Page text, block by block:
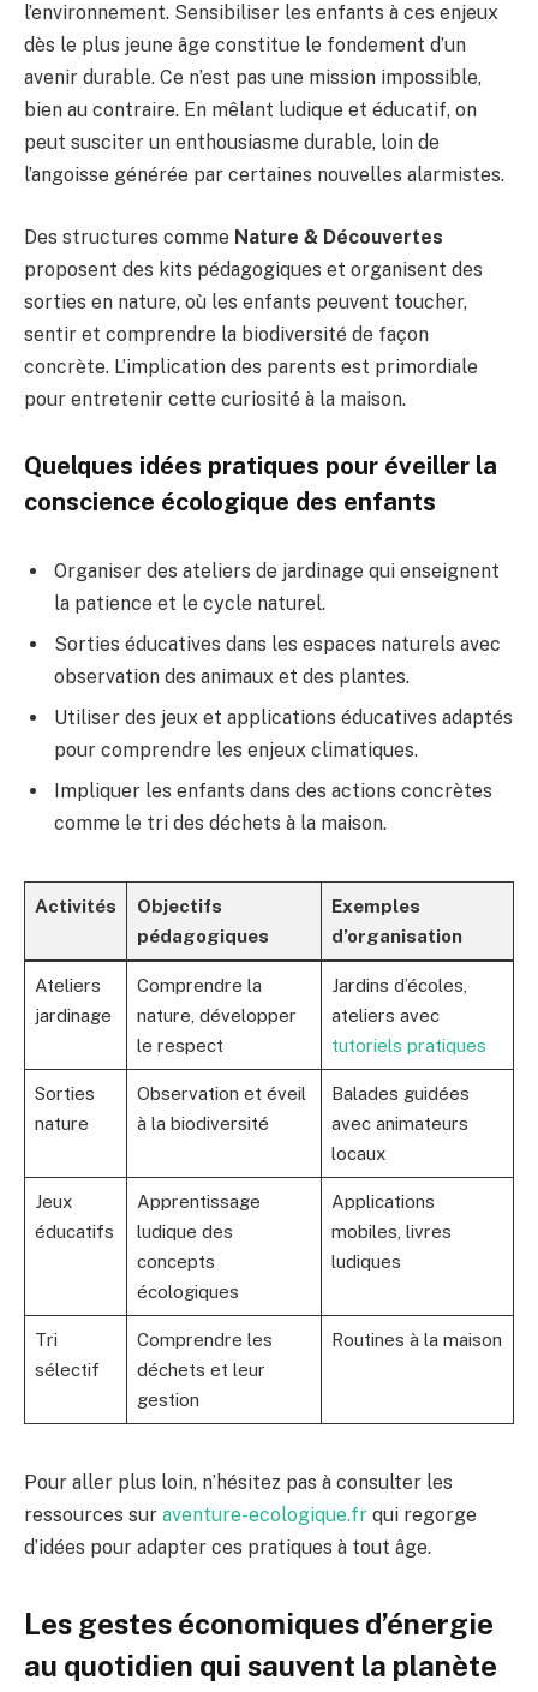
l’environnement. Sensibiliser les enfants à ces enjeux
dès le plus jeune âge constitue le fondement d’un
avenir durable. Ce n’est pas une mission impossible,
bien au contraire. En mêlant ludique et éducatif, on
peut susciter un enthousiasme durable, loin de
l’angoisse générée par certaines nouvelles alarmistes.
Des structures comme Nature & Découvertes
proposent des kits pédagogiques et organisent des
sorties en nature, où les enfants peuvent toucher,
sentir et comprendre la biodiversité de façon
concrète. L’implication des parents est primordiale
pour entretenir cette curiosité à la maison.
Quelques idées pratiques pour éveiller la
conscience écologique des enfants
Organiser des ateliers de jardinage qui enseignent
la patience et le cycle naturel.
Sorties éducatives dans les espaces naturels avec
observation des animaux et des plantes.
Utiliser des jeux et applications éducatives adaptés
pour comprendre les enjeux climatiques.
Impliquer les enfants dans des actions concrètes
comme le tri des déchets à la maison.
Activités
Objectifs
pédagogiques
Exemples
d’organisation
Ateliers
jardinage
Comprendre la
nature, développer
le respect
Jardins d’écoles,
ateliers avec
tutoriels pratiques
Sorties
nature
Observation et éveil
à la biodiversité
Balades guidées
avec animateurs
locaux
Jeux
éducatifs
Apprentissage
ludique des
concepts
écologiques
Applications
mobiles, livres
ludiques
Tri
sélectif
Comprendre les
déchets et leur
gestion
Routines à la maison
Pour aller plus loin, n’hésitez pas à consulter les
ressources sur aventure-ecologique.fr qui regorge
d’idées pour adapter ces pratiques à tout âge.
Les gestes économiques d’énergie
au quotidien qui sauvent la planète